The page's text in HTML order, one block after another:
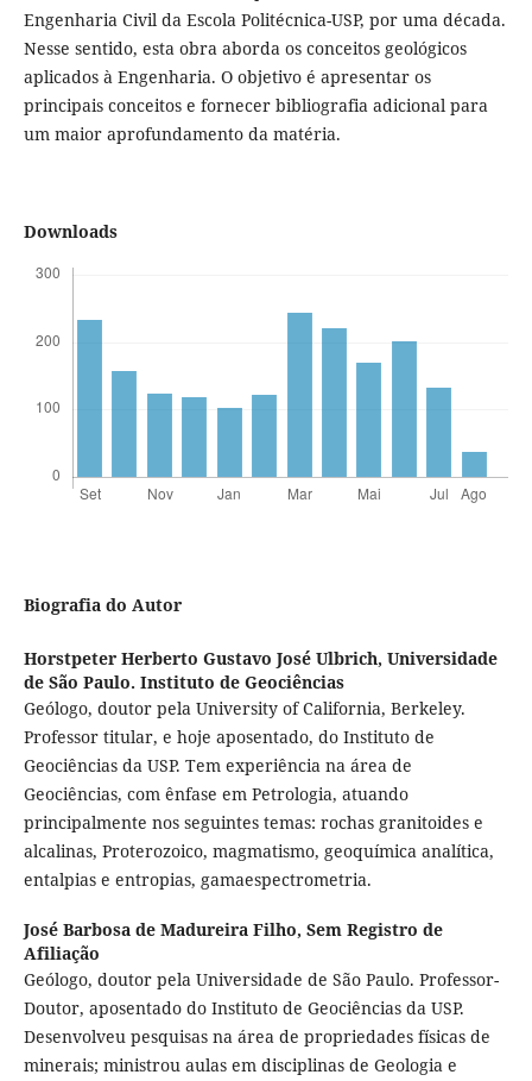
Engenharia Civil da Escola Politécnica-USP, por uma década.
Nesse sentido, esta obra aborda os conceitos geológicos
aplicados à Engenharia. O objetivo é apresentar os
principais conceitos e fornecer bibliografia adicional para
um maior aprofundamento da matéria.
Downloads
Biografia do Autor
Horstpeter Herberto Gustavo José Ulbrich, Universidade
de São Paulo. Instituto de Geociências
Geólogo, doutor pela University of California, Berkeley.
Professor titular, e hoje aposentado, do Instituto de
Geociências da USP. Tem experiência na área de
Geociências, com ênfase em Petrologia, atuando
principalmente nos seguintes temas: rochas granitoides e
alcalinas, Proterozoico, magmatismo, geoquímica analítica,
entalpias e entropias, gamaespectrometria.
José Barbosa de Madureira Filho, Sem Registro de
Afiliação
Geólogo, doutor pela Universidade de São Paulo. Professor-
Doutor, aposentado do Instituto de Geociências da USP.
Desenvolveu pesquisas na área de propriedades físicas de
minerais; ministrou aulas em disciplinas de Geologia e